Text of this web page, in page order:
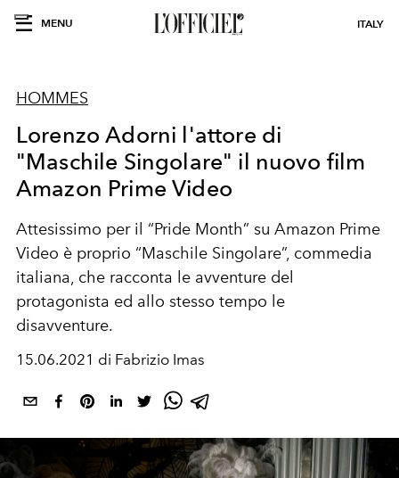
MENU ITALY
HOMMES
Lorenzo Adorni l'attore di
"Maschile Singolare" il nuovo film
Amazon Prime Video
Attesissimo per il “Pride Month” su Amazon Prime
Video è proprio “Maschile Singolare”, commedia
italiana, che racconta le avventure del
protagonista ed allo stesso tempo le
disavventure.
15.06.2021 di Fabrizio Imas